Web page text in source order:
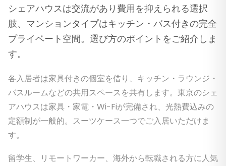
シェアハウスは交流があり費用を抑えられる選択
肢、マンションタイプはキッチン・バス付きの完全
プライベート空間。選び方のポイントをご紹介しま
す。
各入居者は家具付きの個室を借り、キッチン・ラウンジ・
バスルームなどの共用スペースを共有します。東京のシェ
アハウスは家具・家電・Wi-Fiが完備され、光熱費込みの
定額制が一般的。スーツケース一つでご入居いただけま
す。
留学生、リモートワーカー、海外から転職される方に人気